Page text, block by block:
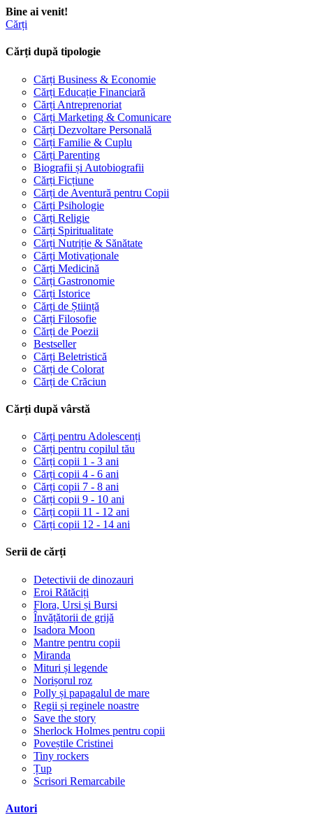
Bine ai venit!
Cărți
Cărți după tipologie
Cărți Business & Economie
Cărți Educație Financiară
Cărți Antreprenoriat
Cărți Marketing & Comunicare
Cărți Dezvoltare Personală
Cărți Familie & Cuplu
Cărți Parenting
Biografii și Autobiografii
Cărți Ficțiune
Cărți de Aventură pentru Copii
Cărți Psihologie
Cărți Religie
Cărți Spiritualitate
Cărți Nutriție & Sănătate
Cărți Motivaționale
Cărți Medicină
Cărți Gastronomie
Cărți Istorice
Cărți de Știință
Cărți Filosofie
Cărți de Poezii
Bestseller
Cărți Beletristică
Cărți de Colorat
Cărți de Crăciun
Cărți după vârstă
Cărți pentru Adolescenți
Cărți pentru copilul tău
Cărți copii 1 - 3 ani
Cărți copii 4 - 6 ani
Cărți copii 7 - 8 ani
Cărți copii 9 - 10 ani
Cărți copii 11 - 12 ani
Cărți copii 12 - 14 ani
Serii de cărți
Detectivii de dinozauri
Eroi Rătăciți
Flora, Ursi și Bursi
Învățătorii de grijă
Isadora Moon
Mantre pentru copii
Miranda
Mituri și legende
Norișorul roz
Polly și papagalul de mare
Regii și reginele noastre
Save the story
Sherlock Holmes pentru copii
Poveștile Cristinei
Tiny rockers
Țup
Scrisori Remarcabile
Autori